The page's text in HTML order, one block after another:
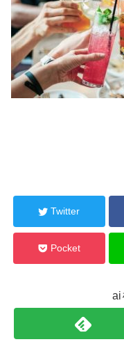
Twitter
Pocket
ai